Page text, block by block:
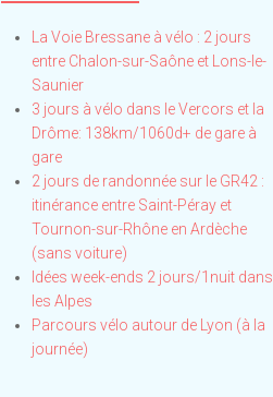
La Voie Bressane à vélo : 2 jours
entre Chalon-sur-Saône et Lons-le-
Saunier
3 jours à vélo dans le Vercors et la
Drôme: 138km/1060d+ de gare à
gare
2 jours de randonnée sur le GR42 :
itinérance entre Saint-Péray et
Tournon-sur-Rhône en Ardèche
(sans voiture)
Idées week-ends 2 jours/1nuit dans
les Alpes
Parcours vélo autour de Lyon (à la
journée)